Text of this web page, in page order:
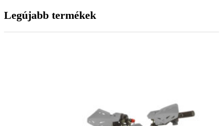
Legújabb termékek